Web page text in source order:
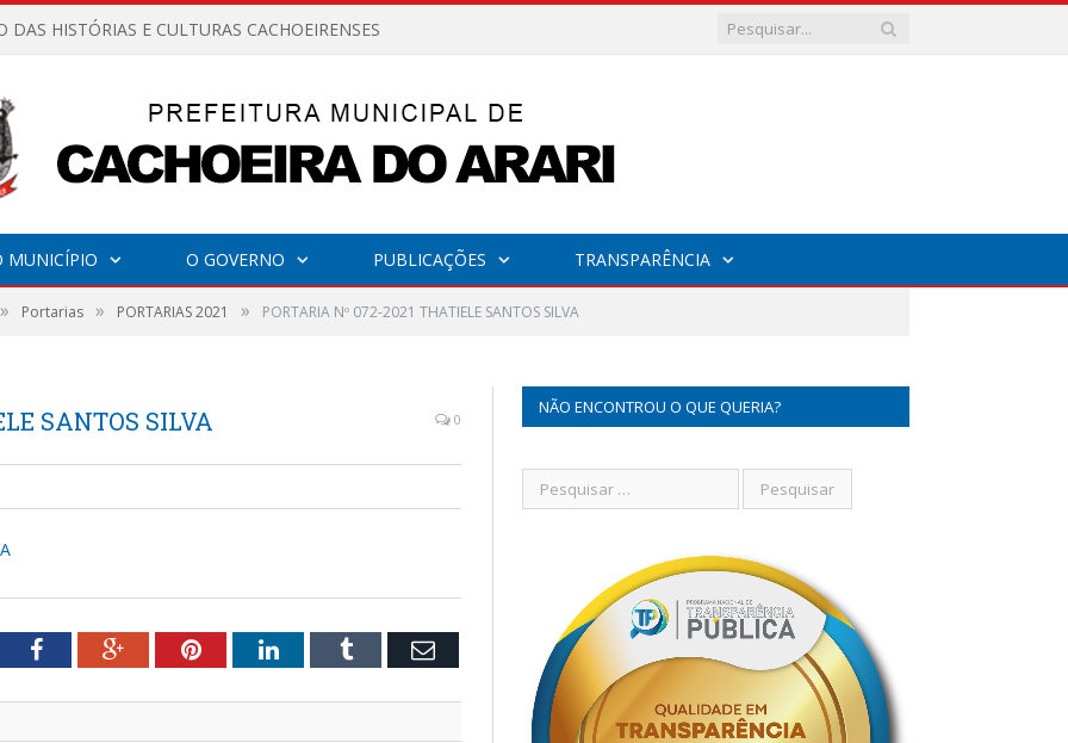
DAS HISTÓRIAS E CULTURAS CACHOEIRENSES
MUNICÍPIO O GOVERNO PUBLICAÇÕES TRANSPARÊNCIA
» Portarias » PORTARIAS 2021 » PORTARIA Nº 072-2021 THATIELE SANTOS SILVA
SANTOS SILVA 0
FacebookGoogle+PinterestLinkedInTumblr Email
NÃO ENCONTROU O QUE QUERIA?